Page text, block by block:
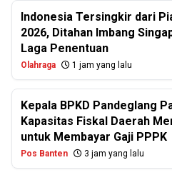
Indonesia Tersingkir dari
2026, Ditahan Imbang
Laga Penentuan
Olahraga 1 jam yang lalu
Kepala BPKD Pandeglang
Kapasitas Fiskal Daerah
untuk Membayar Gaji PPPK
Pos Banten 3 jam yang lalu